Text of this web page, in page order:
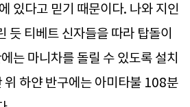
있다고 믿기 때문이다. 나와 지인
듯 티베트 신자들을 따라 탑돌이
는 마니차를 돌릴 수 있도록 설치
위 하얀 반구에는 아미타불 108분